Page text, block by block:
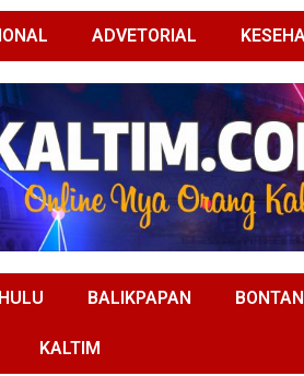
ADVETORIAL
BALIKPAPAN
KALTIM